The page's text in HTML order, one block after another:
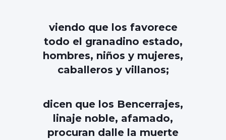
viendo que los favorece
todo el granadino estado,
hombres, niños y mujeres,
caballeros y villanos;
dicen que los Bencerrajes,
linaje noble, afamado,
procuran dalle la muerte